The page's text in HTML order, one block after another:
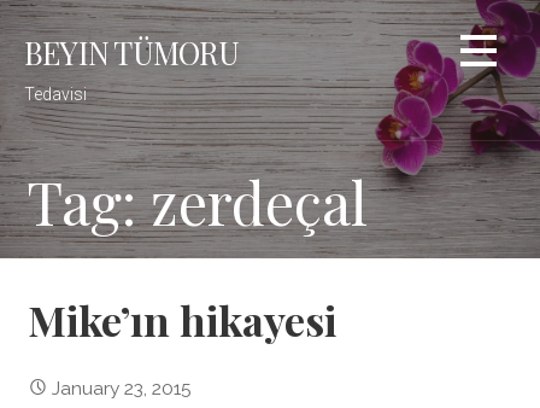
Skip
BEYIN TÜMORU
Tedavisi
Tag: zerdeçal
Mike’ın hikayesi
January 23, 2015